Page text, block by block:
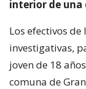
interior de una
Los efectivos
investigativas,
joven de 18
comuna de